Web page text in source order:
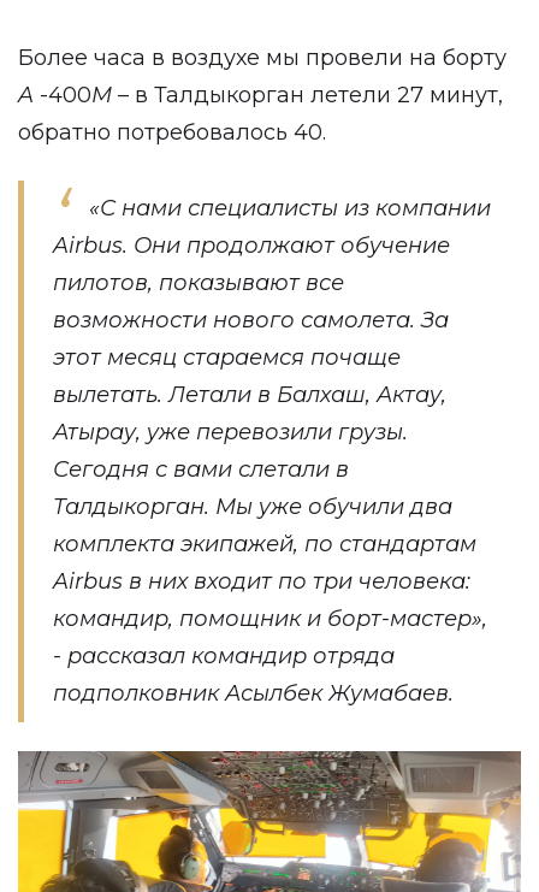
Более часа в воздухе мы провели на борту
A -400M – в Талдыкорган летели 27 минут,
обратно потребовалось 40.
«С нами специалисты из компании
Airbus. Они продолжают обучение
пилотов, показывают все
возможности нового самолета. За
этот месяц стараемся почаще
вылетать. Летали в Балхаш, Актау,
Атырау, уже перевозили грузы.
Сегодня с вами слетали в
Талдыкорган. Мы уже обучили два
комплекта экипажей, по стандартам
Airbus в них входит по три человека:
командир, помощник и борт-мастер»,
- рассказал командир отряда
подполковник Асылбек Жумабаев.